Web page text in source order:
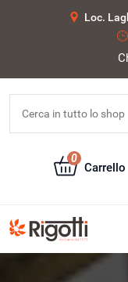
Loc.
0
Carrello